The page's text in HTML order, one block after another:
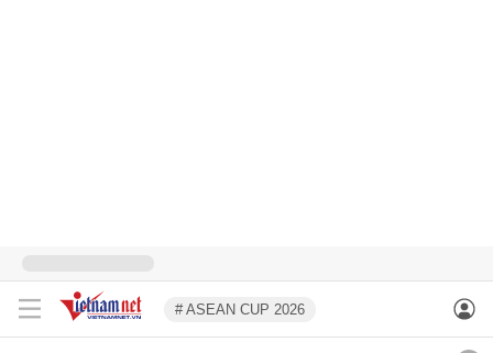
# ASEAN CUP 2026